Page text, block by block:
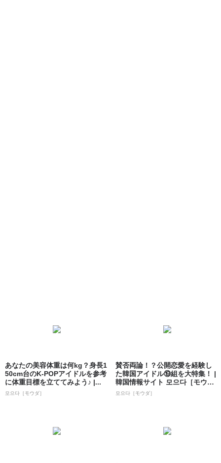
あなたの美容体重は何kg？身長1
50cm台のK-POPアイドルを参考
に体重目標を立ててみよう♪ |...
모으다［モウダ］
賛否両論！？公開恋愛を経験し
た韓国アイドル⑲組を大特集！ |
韓国情報サイト 모으다［モウ
ダ］
모으다［モウダ］